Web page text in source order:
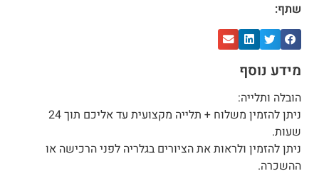
שתף:
מידע נוסף
הובלה ותלייה:
ניתן להזמין משלוח + תלייה מקצועית עד אליכם תוך 24
שעות.
ניתן להזמין ולראות את הציורים בגלריה לפני הרכישה או
ההשכרה.